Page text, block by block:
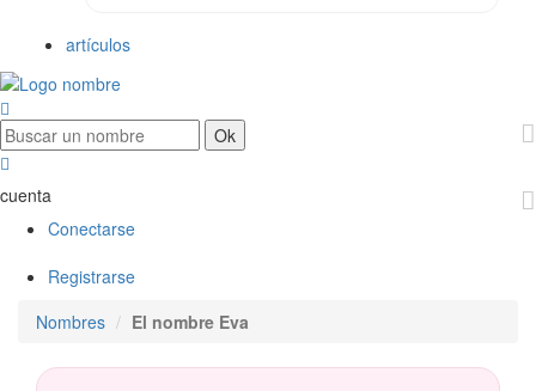
artículos
cuenta
Conectarse
Registrarse
Nombres
El nombre Eva